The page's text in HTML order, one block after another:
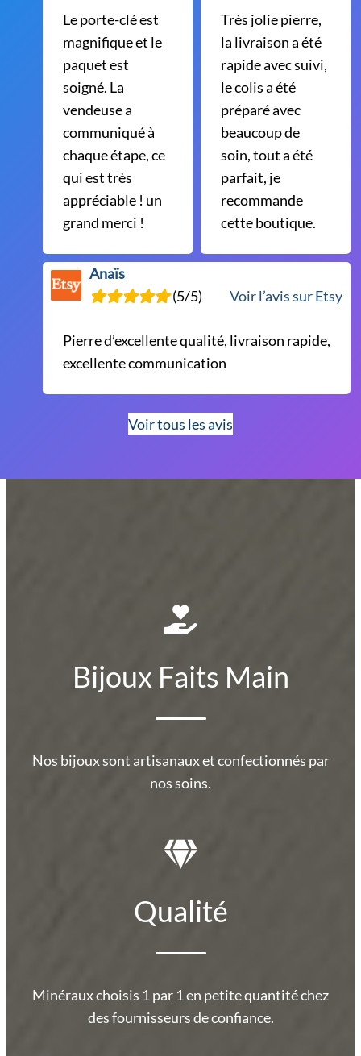
Le porte-clé est
magnifique et le
paquet est
soigné. La
vendeuse a
communiqué à
chaque étape, ce
qui est très
appréciable ! un
grand merci !
Très jolie pierre,
la livraison a été
rapide avec suivi,
le colis a été
préparé avec
beaucoup de
soin, tout a été
parfait, je
recommande
cette boutique.
Anaïs
(5/5)
Voir l’avis sur Etsy
Pierre d’excellente qualité, livraison rapide,
excellente communication
Voir tous les avis
Bijoux Faits Main
Nos bijoux sont artisanaux et confectionnés par
nos soins.
Qualité
Minéraux choisis 1 par 1 en petite quantité chez
des fournisseurs de confiance.